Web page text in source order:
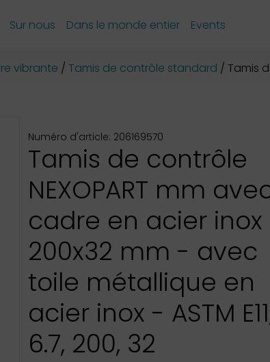
Sur nous Dans le monde entier Events
vibrante Tamis de contrôle standard Tamis de contrôle
Numéro d'article: 206169570
Tamis de contrôle
NEXOPART mm
cadre en acier inox
200x32 mm - avec
toile métallique en
acier inox - ASTM
6.7, 200, 32